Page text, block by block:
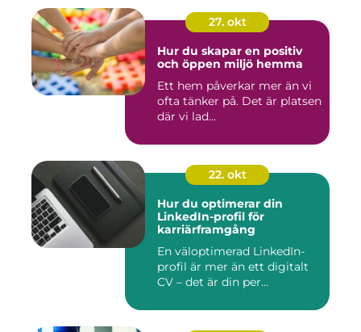
27. okt
Hur du skapar en positiv
och öppen miljö hemma
Ett hem påverkar mer än vi
ofta tänker på. Det är platsen
där vi lad...
22. okt
Hur du optimerar din
LinkedIn-profil för
karriärframgång
En väloptimerad LinkedIn-
profil är mer än ett digitalt
CV – det är din per...